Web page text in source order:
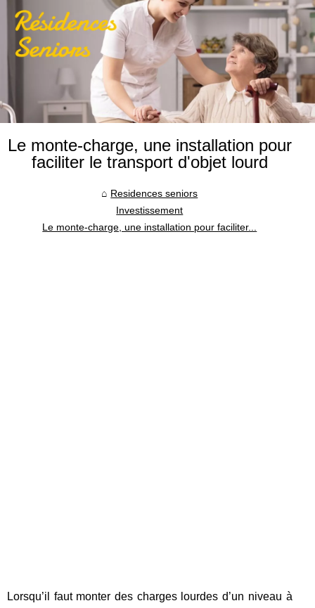
Le monte-charge, une installation pour
faciliter le transport d'objet lourd
Residences seniors
Investissement
Le monte-charge, une installation pour faciliter...
Lorsqu’il faut monter des charges lourdes d’un niveau à